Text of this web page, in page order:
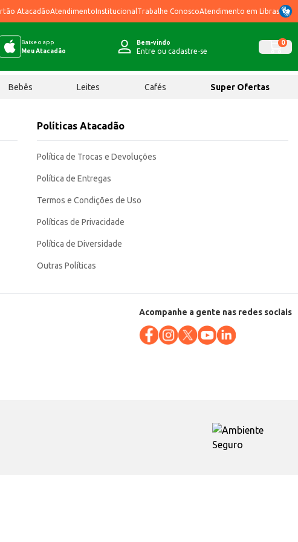
AtacadãoAtendimentoInstitucional Trabalhe ConoscoAtendimento em Libras
Baixe o app
Meu Atacadão
Bem-vindo
Entre ou cadastre-se
0
Bebês Leites Cafés Super Ofertas
Políticas Atacadão
Política de Trocas e Devoluções
Política de Entregas
Termos e Condições de Uso
Políticas de Privacidade
Política de Diversidade
Outras Políticas
Acompanhe a gente nas redes sociais